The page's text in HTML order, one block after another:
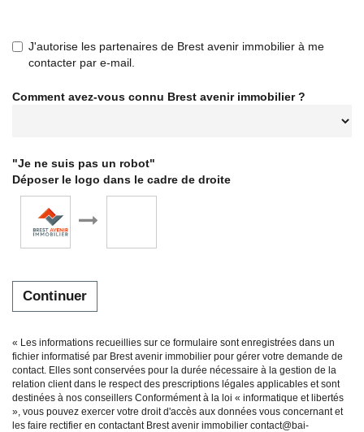
J'autorise les partenaires de Brest avenir immobilier à me
contacter par e-mail.
Comment avez-vous connu Brest avenir immobilier ?
"Je ne suis pas un robot"
Déposer le logo dans le cadre de droite
Continuer
« Les informations recueillies sur ce formulaire sont enregistrées dans un
fichier informatisé par Brest avenir immobilier pour gérer votre demande de
contact. Elles sont conservées pour la durée nécessaire à la gestion de la
relation client dans le respect des prescriptions légales applicables et sont
destinées à nos conseillers Conformément à la loi « informatique et libertés
», vous pouvez exercer votre droit d'accès aux données vous concernant et
les faire rectifier en contactant Brest avenir immobilier contact@bai-